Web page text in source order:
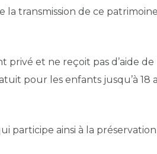
la transmission de ce
et ne reçoit pas d’aide de
pour les enfants jusqu’à 18
participe ainsi à la